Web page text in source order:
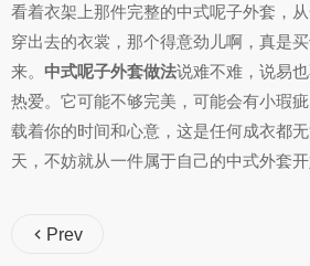
看着衣架上那件完整的中式呢子外套，
穿出去的衣裳，那个得意劲儿啊，真是
来。 中式呢子外套做法说难不难，说易
热爱。它可能不够完美，可能会有小瑕
载着你的时间和心意，这是任何成衣都
天，不妨就从一件属于自己的中式外套开
Prev